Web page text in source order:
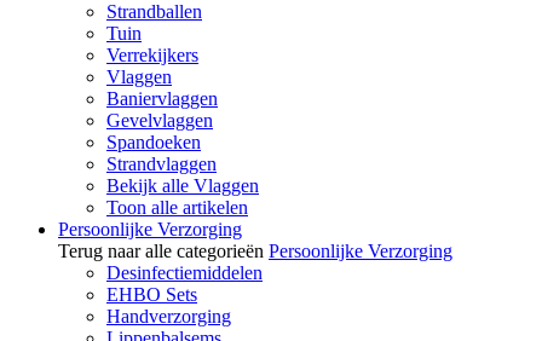
Strandballen
Tuin
Verrekijkers
Vlaggen
Baniervlaggen
Gevelvlaggen
Spandoeken
Strandvlaggen
Bekijk alle Vlaggen
Toon alle artikelen
Persoonlijke Verzorging
Terug naar alle categorieën Persoonlijke Verzorging
Desinfectiemiddelen
EHBO Sets
Handverzorging